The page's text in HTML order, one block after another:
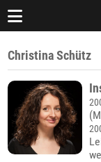
Christina Schütz